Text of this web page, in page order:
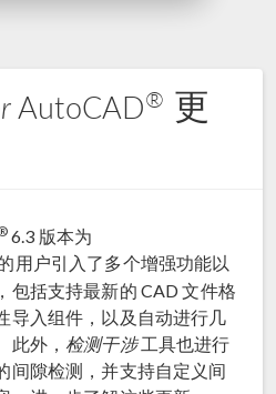
AutoCAD® 更
6.3 版本为
用户引入了多个增强功能以
包括支持最新的 CAD 文件格
导入组件，以及自动进行几
此外，检测干涉工具也进行
间隙检测，并支持自定义间